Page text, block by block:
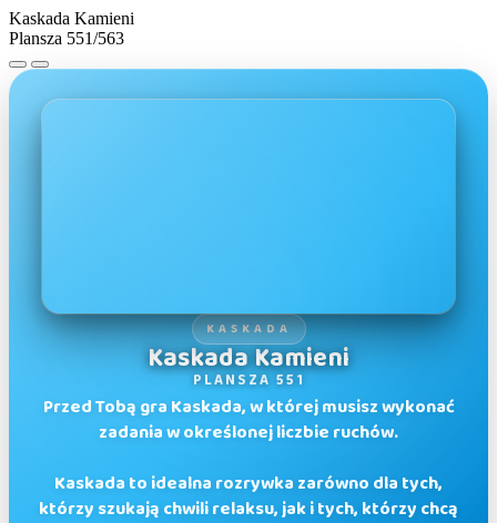
Kaskada Kamieni
Plansza 551/563
KASKADA
Kaskada Kamieni
PLANSZA 551
Przed Tobą gra Kaskada, w której musisz wykonać
zadania w określonej liczbie ruchów.
Kaskada to idealna rozrywka zarówno dla tych,
którzy szukają chwili relaksu, jak i tych, którzy chcą